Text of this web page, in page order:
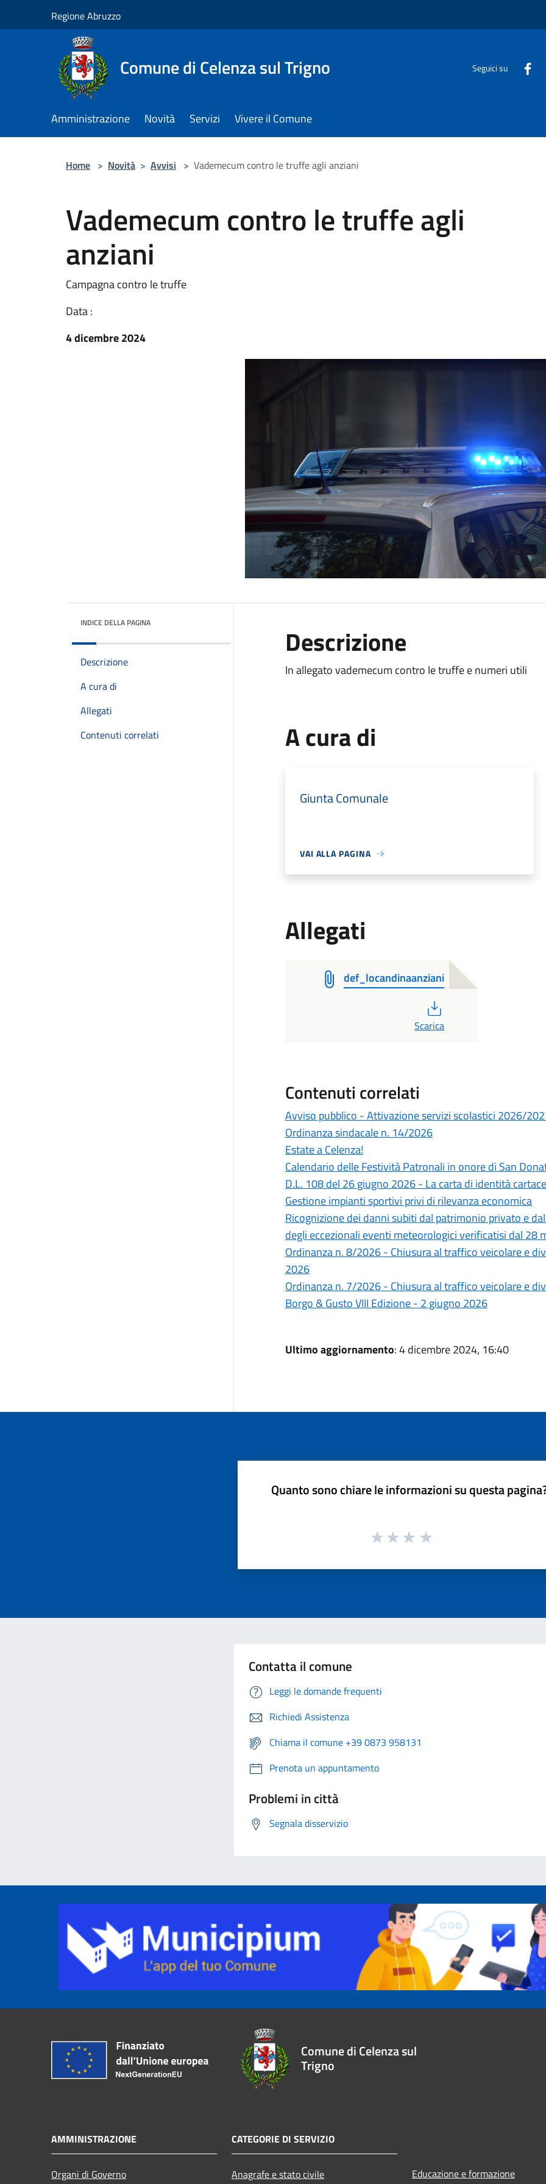
Regione Abruzzo
Comune di Celenza sul Trigno Seguici su
Amministrazione Novità Servizi Vivere il Comune
Home > Novità > Avvisi > Vademecum contro le truffe agli anziani
Vademecum contro le truffe agli
anziani
Campagna contro le truffe
Data :
4 dicembre 2024
INDICE DELLA PAGINA
Descrizione
A cura di
Allegati
Contenuti correlati
Descrizione
In allegato vademecum contro le truffe e numeri utili
A cura di
Giunta Comunale
VAI ALLA PAGINA
Allegati
def_locandinaanziani
Scarica
Contenuti correlati
Avviso pubblico - Attivazione servizi scolastici 2026/
Ordinanza sindacale n. 14/2026
Estate a Celenza!
Calendario delle Festività Patronali in onore di San
D.L. 108 del 26 giugno 2026 - La carta di identità
Gestione impianti sportivi privi di rilevanza economica
Ricognizione dei danni subiti dal patrimonio privato e
degli eccezionali eventi meteorologici verificatisi dal 28
Ordinanza n. 8/2026 - Chiusura al traffico veicolare e
2026
Ordinanza n. 7/2026 - Chiusura al traffico veicolare e
Borgo & Gusto VIII Edizione - 2 giugno 2026
Ultimo aggiornamento: 4 dicembre 2024, 16:40
Quanto sono chiare le informazioni su questa
Contatta il comune
Leggi le domande frequenti
Richiedi Assistenza
Chiama il comune +39 0873 958131
Prenota un appuntamento
Problemi in città
Segnala disservizio
Comune di Celenza sul
Trigno
AMMINISTRAZIONE
Organi di Governo
CATEGORIE DI SERVIZIO
Anagrafe e stato civile Educazione e formazione